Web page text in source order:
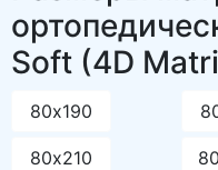
Soft (4D
80х190
80х210